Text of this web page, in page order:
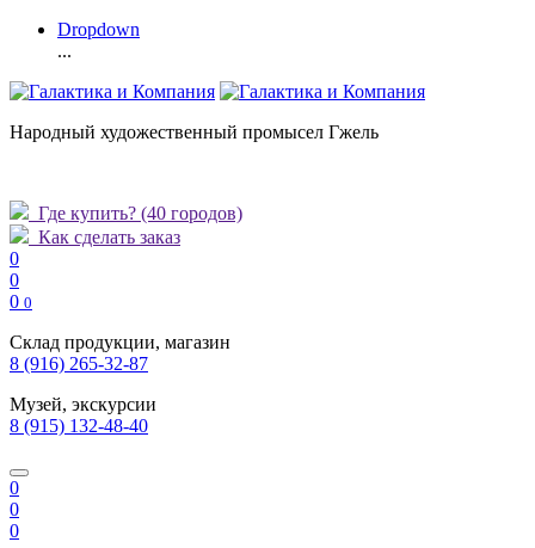
Dropdown
...
Народный художественный промысел Гжель
Где купить? (40 городов)
Как сделать заказ
0
0
0 0
Склад продукции, магазин
8 (916) 265-32-87
Музей, экскурсии
8 (915) 132-48-40
0
0
0